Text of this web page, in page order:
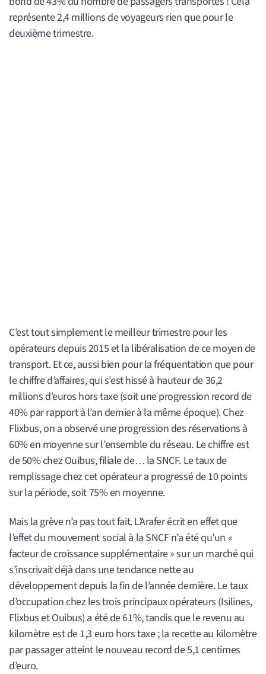
représente 2,4 millions de voyageurs rien que pour le
deuxième trimestre.
C’est tout simplement le meilleur trimestre pour les
opérateurs depuis 2015 et la libéralisation de ce moyen de
transport. Et ce, aussi bien pour la fréquentation que pour
le chiffre d’affaires, qui s’est hissé à hauteur de 36,2
millions d’euros hors taxe (soit une progression record de
40% par rapport à l’an dernier à la même époque). Chez
Flixbus, on a observé une progression des réservations à
60% en moyenne sur l’ensemble du réseau. Le chiffre est
de 50% chez Ouibus, filiale de… la SNCF. Le taux de
remplissage chez cet opérateur a progressé de 10 points
sur la période, soit 75% en moyenne.
Mais la grève n’a pas tout fait. L’Arafer écrit en effet que
l’effet du mouvement social à la SNCF n’a été qu’un «
facteur de croissance supplémentaire » sur un marché qui
s’inscrivait déjà dans une tendance nette au
développement depuis la fin de l’année dernière. Le taux
d’occupation chez les trois principaux opérateurs (Isilines,
Flixbus et Ouibus) a été de 61%, tandis que le revenu au
kilomètre est de 1,3 euro hors taxe ; la recette au kilomètre
par passager atteint le nouveau record de 5,1 centimes
d’euro.